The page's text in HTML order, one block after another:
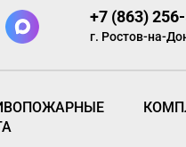
+7 (863)
г. Ростов-на-